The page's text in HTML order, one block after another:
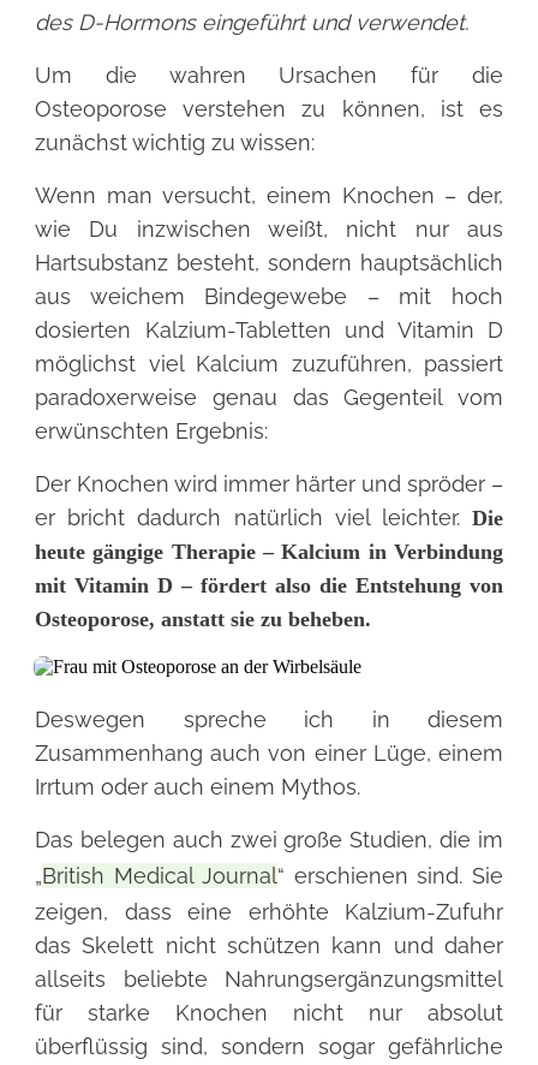
des D-Hormons eingeführt und verwendet.
Um die wahren Ursachen für die
Osteoporose verstehen zu können, ist es
zunächst wichtig zu wissen:
Wenn man versucht, einem Knochen – der,
wie Du inzwischen weißt, nicht nur aus
Hartsubstanz besteht, sondern hauptsächlich
aus weichem Bindegewebe – mit hoch
dosierten Kalzium-Tabletten und Vitamin D
möglichst viel Kalcium zuzuführen, passiert
paradoxerweise genau das Gegenteil vom
erwünschten Ergebnis:
Der Knochen wird immer härter und spröder –
er bricht dadurch natürlich viel leichter. Die
heute gängige Therapie – Kalcium in Verbindung
mit Vitamin D – fördert also die Entstehung von
Osteoporose, anstatt sie zu beheben.
Deswegen spreche ich in diesem
Zusammenhang auch von einer Lüge, einem
Irrtum oder auch einem Mythos.
Das belegen auch zwei große Studien, die im
„British Medical Journal“ erschienen sind. Sie
zeigen, dass eine erhöhte Kalzium-Zufuhr
das Skelett nicht schützen kann und daher
allseits beliebte Nahrungsergänzungsmittel
für starke Knochen nicht nur absolut
überflüssig sind, sondern sogar gefährliche